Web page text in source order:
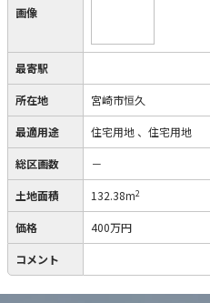
画像
最寄駅
所在地 宮崎市恒久
最適用途 住宅用地 、住宅用地
総区画数 －
土地面積 132.38m2
価格 400万円
コメント